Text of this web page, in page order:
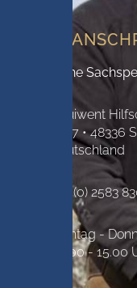
Keine
Equiwent
Tie 7 • 48336
Deutschland
+49 (0) 2583
Montag -
09.00 - 15.00